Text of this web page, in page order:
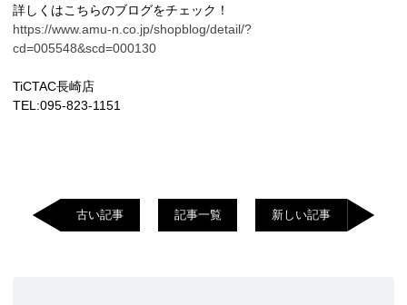
詳しくはこちらのブログをチェック！
https://www.amu-n.co.jp/shopblog/detail/?
cd=005548&scd=000130
TiCTAC長崎店
TEL:095-823-1151
古い記事 記事一覧 新しい記事